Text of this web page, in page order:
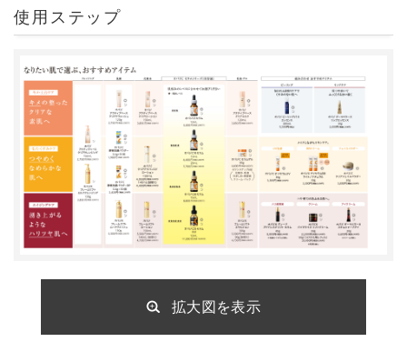
使用ステップ
拡大図を表示